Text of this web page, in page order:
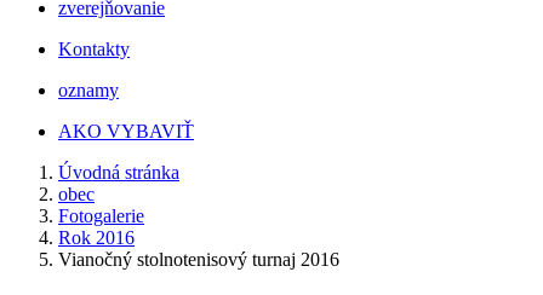
zverejňovanie
Kontakty
oznamy
AKO VYBAVIŤ
Úvodná stránka
obec
Fotogalerie
Rok 2016
Vianočný stolnotenisový turnaj 2016